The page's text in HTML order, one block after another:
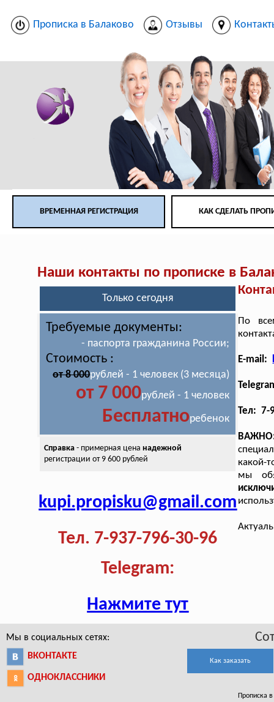
Прописка в Балаково Отзывы
ВРЕМЕННАЯ РЕГИСТРАЦИЯ КАК СДЕЛАТЬ
Наши контакты по прописке в
Только сегодня
Требуемые документы:
- паспорта гражданина России;
Стоимость :
от 8 000рублей - 1 человек (3 месяца)
от 7 000рублей - 1 человек
Бесплатноребенок
Справка- примерная цена надежной
регистрации от 9 600 рублей
kupi.propisku@gmail.com
Тел. 7-937-796-30-96
Telegram:
Нажмите тут
По
E-mail:
Тел: 7-
какой-
мы
Мы в социальных сетях:
ВКОНТАКТЕ
ОДНОКЛАССНИКИ
Как заказать
Прописка